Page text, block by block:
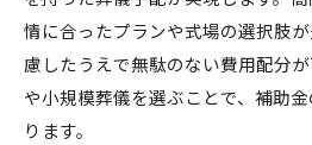
情に合ったプランや式場の選択肢
慮したうえで無駄のない費用配分
や小規模葬儀を選ぶことで、補助
ります。